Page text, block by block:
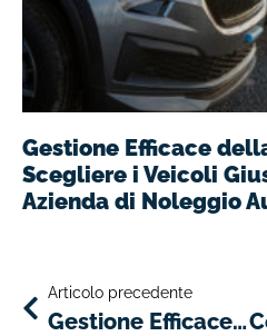
Gestione Efficace
Scegliere i Veicoli
Azienda di Noleggio
Articolo precedente
Gestione Efficace della Flotta: Come Scegliere i Veicoli Giusti per la Tua Azienda di Noleggio Auto